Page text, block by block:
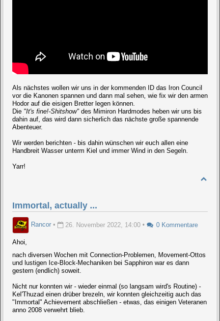
Als nächstes wollen wir uns in der kommenden ID das Iron Council
vor die Kanonen spannen und dann mal sehen, wie fix wir den armen
Hodor auf die eisigen Bretter legen können.
Die "It's fine!-Shitshow" des Mimiron Hardmodes heben wir uns bis
dahin auf, das wird dann sicherlich das nächste große spannende
Abenteuer.
Wir werden berichten - bis dahin wünschen wir euch allen eine
Handbreit Wasser unterm Kiel und immer Wind in den Segeln.
Yarr!
Immortal, actually ...
Rancor • 26. November 2022, 14:00 • 0 Kommentare
Ahoi,
nach diversen Wochen mit Connection-Problemen, Movement-Ottos
und lustigen Ice-Block-Mechaniken bei Sapphiron war es dann
gestern (endlich) soweit.
Nicht nur konnten wir - wieder einmal (so langsam wird's Routine) -
Kel'Thuzad einen drüber brezeln, wir konnten gleichzeitig auch das
"Immortal" Achievement abschließen - etwas, das einigen Veteranen
anno 2008 verwehrt blieb.